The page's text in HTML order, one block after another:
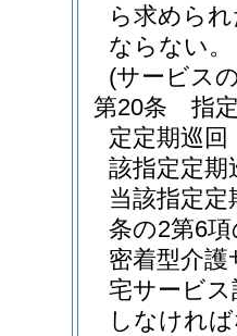
ら求めら
ならない。
(サービス
第20条
指
定定期巡
該指定定期
当該指定
条の2第6
密着型介
宅サービ
しなけれ